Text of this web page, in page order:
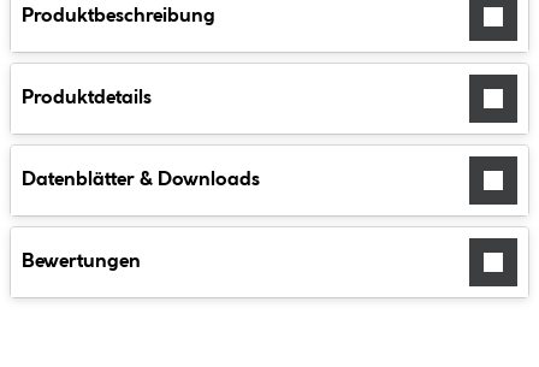
Produktbeschreibung
Produktdetails
Datenblätter & Downloads
Bewertungen